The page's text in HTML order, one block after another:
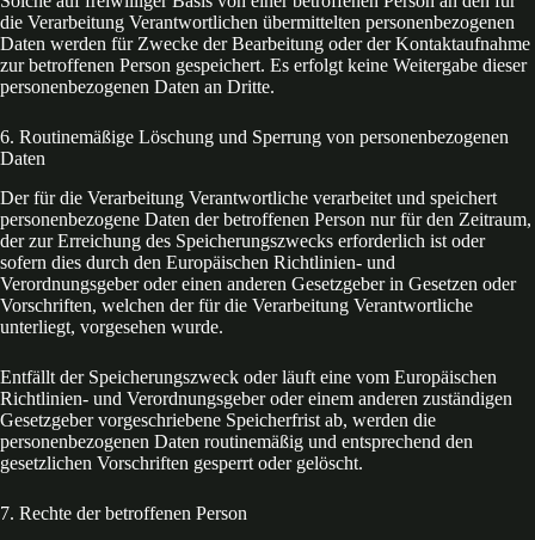
die Verarbeitung Verantwortlichen übermittelten personenbezogenen
Daten werden für Zwecke der Bearbeitung oder der Kontaktaufnahme
zur betroffenen Person gespeichert. Es erfolgt keine Weitergabe dieser
personenbezogenen Daten an Dritte.
6. Routinemäßige Löschung und Sperrung von personenbezogenen
Daten
Der für die Verarbeitung Verantwortliche verarbeitet und speichert
personenbezogene Daten der betroffenen Person nur für den Zeitraum,
der zur Erreichung des Speicherungszwecks erforderlich ist oder
sofern dies durch den Europäischen Richtlinien- und
Verordnungsgeber oder einen anderen Gesetzgeber in Gesetzen oder
Vorschriften, welchen der für die Verarbeitung Verantwortliche
unterliegt, vorgesehen wurde.
Entfällt der Speicherungszweck oder läuft eine vom Europäischen
Richtlinien- und Verordnungsgeber oder einem anderen zuständigen
Gesetzgeber vorgeschriebene Speicherfrist ab, werden die
personenbezogenen Daten routinemäßig und entsprechend den
gesetzlichen Vorschriften gesperrt oder gelöscht.
7. Rechte der betroffenen Person